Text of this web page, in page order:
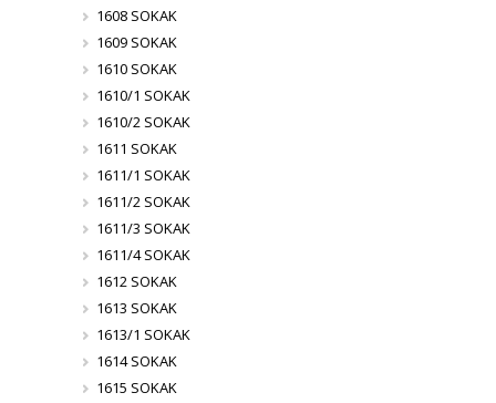
1608 SOKAK
1609 SOKAK
1610 SOKAK
1610/1 SOKAK
1610/2 SOKAK
1611 SOKAK
1611/1 SOKAK
1611/2 SOKAK
1611/3 SOKAK
1611/4 SOKAK
1612 SOKAK
1613 SOKAK
1613/1 SOKAK
1614 SOKAK
1615 SOKAK